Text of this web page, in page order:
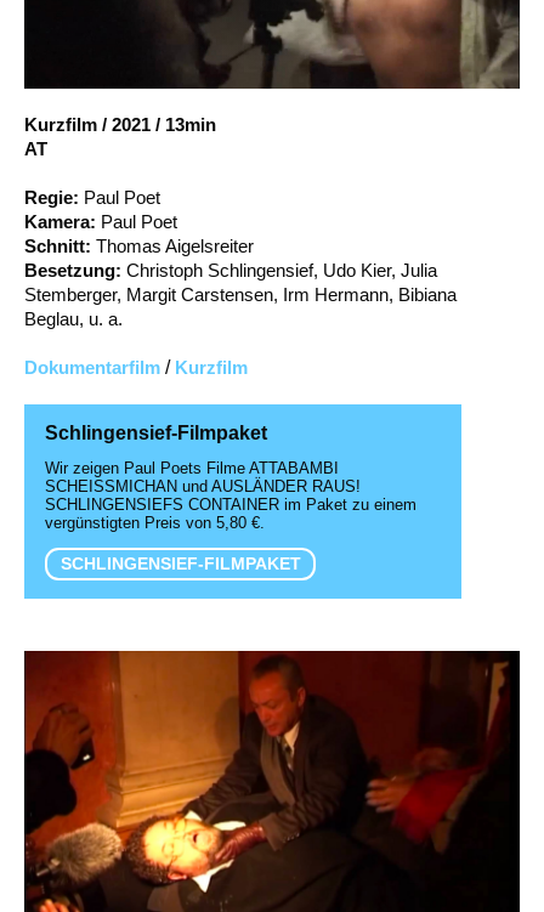
Account
Suche
Kurzfilm / 2021 / 13min
AT
Regie: Paul Poet
Kamera: Paul Poet
Schnitt: Thomas Aigelsreiter
Besetzung: Christoph Schlingensief, Udo Kier, Julia
Stemberger, Margit Carstensen, Irm Hermann, Bibiana
Beglau, u. a.
Dokumentarfilm / Kurzfilm
Schlingensief-Filmpaket
Wir zeigen Paul Poets Filme ATTABAMBI
SCHEISSMICHAN und AUSLÄNDER RAUS!
SCHLINGENSIEFS CONTAINER im Paket zu einem
vergünstigten Preis von 5,80 €.
SCHLINGENSIEF-FILMPAKET